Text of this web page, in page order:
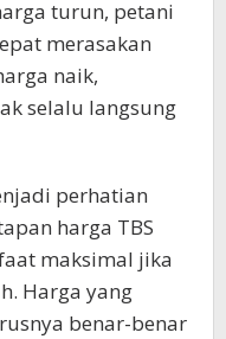
turun, petani
merasakan
naik,
selalu langsung
perhatian
harga TBS
maksimal jika
Harga yang
benar-benar